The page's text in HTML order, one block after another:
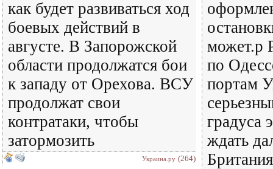
как будет развиваться ход
боевых действий в
августе. В Запорожской
области продолжатся бои
к западу от Орехова. ВСУ
продолжат свои
контратаки, чтобы
затормозить
Украина.ру (264)
может.р
по
портам
градуса
ждать